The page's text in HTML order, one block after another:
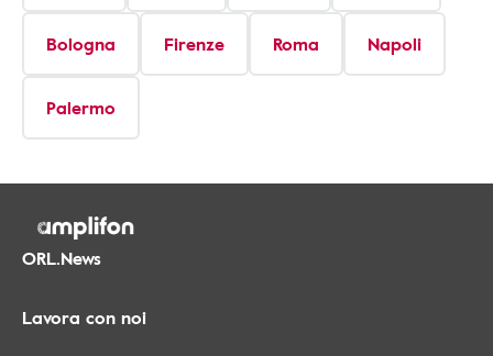
Bologna Firenze Roma Napoli
Palermo
ORL.News
Lavora con noi